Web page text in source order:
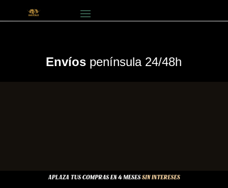
Envíos península 24/48h